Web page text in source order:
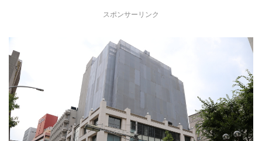
スポンサーリンク